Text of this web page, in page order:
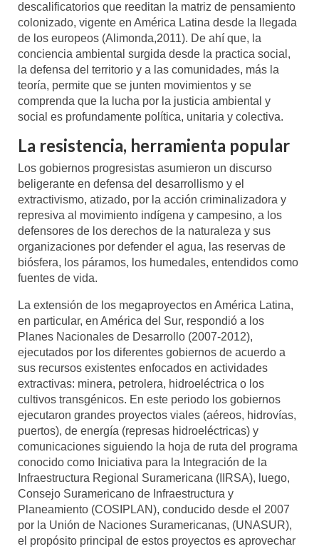
descalificatorios que reeditan la matriz de pensamiento
colonizado, vigente en América Latina desde la llegada
de los europeos (Alimonda,2011). De ahí que, la
conciencia ambiental surgida desde la practica social,
la defensa del territorio y a las comunidades, más la
teoría, permite que se junten movimientos y se
comprenda que la lucha por la justicia ambiental y
social es profundamente política, unitaria y colectiva.
La resistencia, herramienta popular
Los gobiernos progresistas asumieron un discurso
beligerante en defensa del desarrollismo y el
extractivismo, atizado, por la acción criminalizadora y
represiva al movimiento indígena y campesino, a los
defensores de los derechos de la naturaleza y sus
organizaciones por defender el agua, las reservas de
biósfera, los páramos, los humedales, entendidos como
fuentes de vida.
La extensión de los megaproyectos en América Latina,
en particular, en América del Sur, respondió a los
Planes Nacionales de Desarrollo (2007-2012),
ejecutados por los diferentes gobiernos de acuerdo a
sus recursos existentes enfocados en actividades
extractivas: minera, petrolera, hidroeléctrica o los
cultivos transgénicos. En este periodo los gobiernos
ejecutaron grandes proyectos viales (aéreos, hidrovías,
puertos), de energía (represas hidroeléctricas) y
comunicaciones siguiendo la hoja de ruta del programa
conocido como Iniciativa para la Integración de la
Infraestructura Regional Suramericana (IIRSA), luego,
Consejo Suramericano de Infraestructura y
Planeamiento (COSIPLAN), conducido desde el 2007
por la Unión de Naciones Suramericanas, (UNASUR),
el propósito principal de estos proyectos es aprovechar